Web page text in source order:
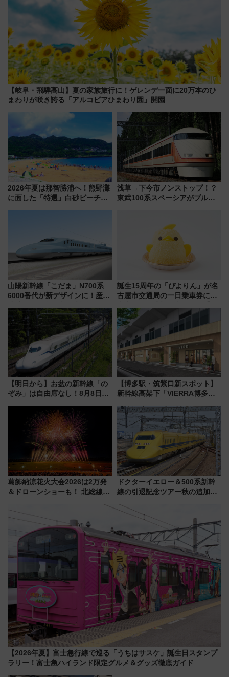
【岐阜・飛騨高山】夏の家族旅行に！ゲレンデ一面に20万本のひ
まわりが咲き誇る「アルコピアひまわり園」開園
2026年夏は那智勝浦へ！熊野灘
に面した「特選」白砂ビーチは
浅草→下今市ノンストップ！？
東武100系スペーシアがブルー
時刻や特急券の買い方を紹介
山陽新幹線「こだま」N700系
6000番代が新デザインに！産学
用は今冬から
誕生15周年の「ぴよりん」が名
古屋市交通局の一日乗車券に！
定1万5000枚】
【明日から】お盆の新幹線「の
ぞみ」は自由席なし！8月8日午
せば空きが見つかることも 混
雑避ける「空席」探しのコツ
【博多駅・筑紫口新スポット】
新幹線高架下「VIERRA博多テ
など注目の全6店舗 「博多活憩
通り」も一新
葛飾納涼花火大会2026は2万発
＆ドローンショーも！ 北総線を
車、観覧スポット情報と周辺観
光まとめ（7/28開催）
ドクターイエロー＆500系新幹
線の引退記念ツアー秋の追加企
ホテル情報まとめ
【2026年夏】富士急行線で巡る「うちはサスケ」誕生日スタンプ
ラリー！富士急ハイランド限定グルメ＆グッズ徹底ガイド